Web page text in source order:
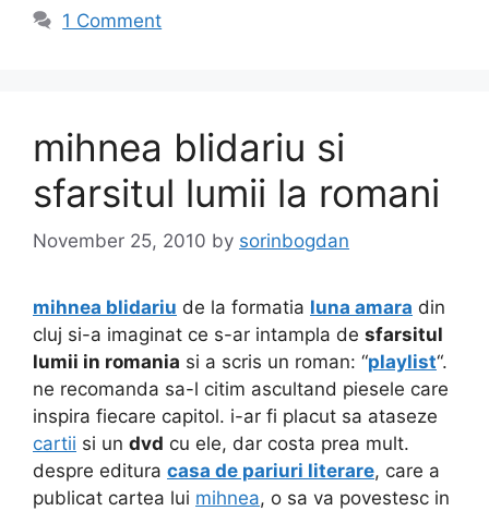
1 Comment
mihnea blidariu si
sfarsitul lumii la romani
November 25, 2010 by sorinbogdan
mihnea blidariu de la formatia luna amara din
cluj si-a imaginat ce s-ar intampla de sfarsitul
lumii in romania si a scris un roman: “playlist“.
ne recomanda sa-l citim ascultand piesele care
inspira fiecare capitol. i-ar fi placut sa ataseze
cartii si un dvd cu ele, dar costa prea mult.
despre editura casa de pariuri literare, care a
publicat cartea lui mihnea, o sa va povestesc in